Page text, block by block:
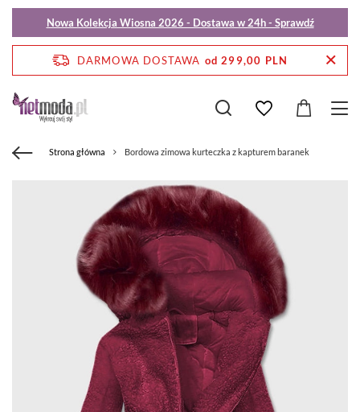
Nowa Kolekcja Wiosna 2026 - Dostawa w 24h - Sprawdź
DARMOWA DOSTAWA od 299,00 PLN
Strona główna Bordowa zimowa kurteczka z kapturem baranek